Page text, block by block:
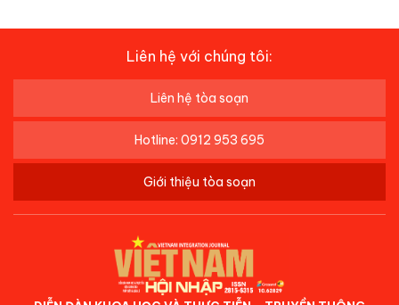
Liên hệ với chúng tôi:
Liên hệ tòa soạn
Hotline: 0912 953 695
Giới thiệu tòa soạn